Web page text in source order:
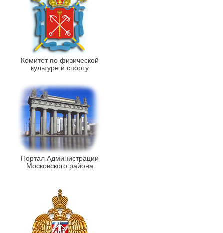
Комитет по физической
культуре и спорту
Портал Администрации
Московского района